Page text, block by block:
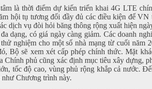
là thời điểm dự kiến triển khai 4G LTE
hội tụ tương đối đầy đủ các điều kiện để VN
dịch vụ đòi hỏi băng thông rộng xuất hiện
dạng, có giá ngày càng giảm. Các doanh
nghiệm cho một số nhà mạng từ cuối năm
Bộ sẽ xem xét cấp phép chính thức. Mặt
Chính phủ cũng xác định mục tiêu xây dựng,
tốc độ cao, vùng phủ rộng khắp cả nước.
như Chương trình này.